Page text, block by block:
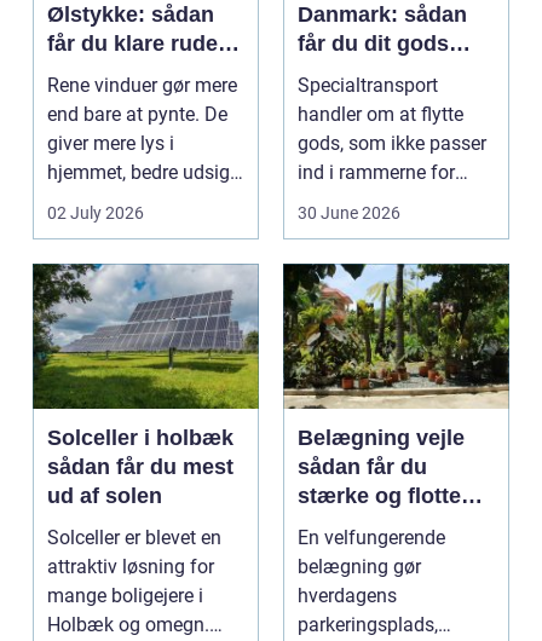
Ølstykke: sådan
får du klare ruder
året rundt
Rene vinduer gør mere
end bare at pynte. De
giver mere lys i
hjemmet, bedre udsigt
og et p&ae...
02 July 2026
Danmark: sådan
får du dit gods
sikkert frem
Specialtransport
handler om at flytte
gods, som ikke passer
ind i rammerne for
almindelig
30 June 2026
Solceller i holbæk
sådan får du mest
ud af solen
Solceller er blevet en
attraktiv løsning for
mange boligejere i
Holbæk og omegn.
Belægning vejle
sådan får du
stærke og flotte
udendørs arealer
En velfungerende
belægning gør
hverdagens
parkeringsplads,